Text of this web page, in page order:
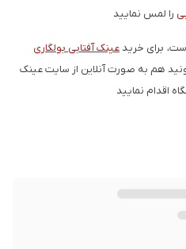
را لمس نمایید
برای خرید عینک آفتابی بولگاری
هم به صورت آنلاین از سایت عینک
اقدام نمایید